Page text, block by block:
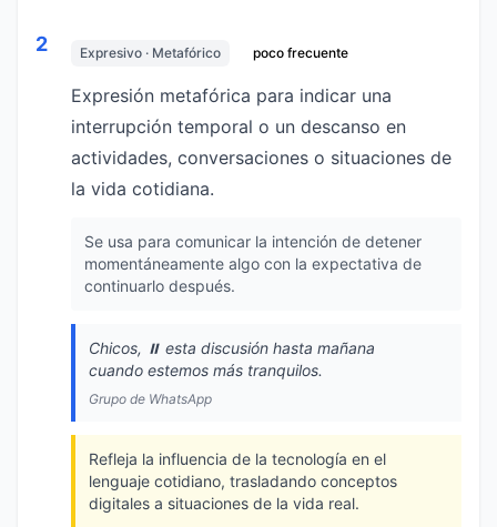
2 Expresivo · Metafórico poco frecuente
Expresión metafórica para indicar una
interrupción temporal o un descanso en
actividades, conversaciones o situaciones de
la vida cotidiana.
Se usa para comunicar la intención de detener
momentáneamente algo con la expectativa de
continuarlo después.
Chicos, ⏸️ esta discusión hasta mañana
cuando estemos más tranquilos.
Grupo de WhatsApp
Refleja la influencia de la tecnología en el
lenguaje cotidiano, trasladando conceptos
digitales a situaciones de la vida real.